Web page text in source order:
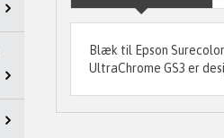
Blæk til Epson Surecolor
UltraChrome GS3 er